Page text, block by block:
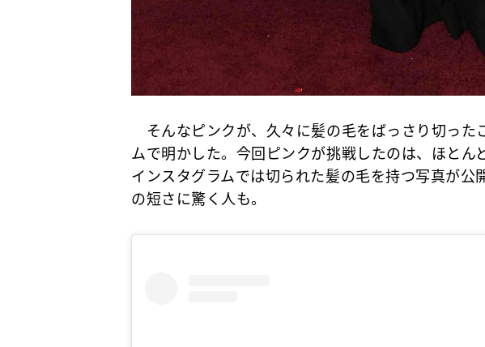
そんなピンクが、久々に髪の毛をばっさり切った
ムで明かした。今回ピンクが挑戦したのは、ほとん
インスタグラムでは切られた髪の毛を持つ写真が公
の短さに驚く人も。